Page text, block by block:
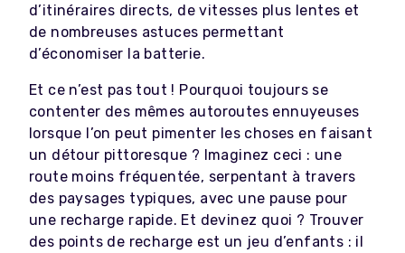
d’itinéraires directs, de vitesses plus lentes et
de nombreuses astuces permettant
d’économiser la batterie.
Et ce n’est pas tout ! Pourquoi toujours se
contenter des mêmes autoroutes ennuyeuses
lorsque l’on peut pimenter les choses en faisant
un détour pittoresque ? Imaginez ceci : une
route moins fréquentée, serpentant à travers
des paysages typiques, avec une pause pour
une recharge rapide. Et devinez quoi ? Trouver
des points de recharge est un jeu d’enfants : il